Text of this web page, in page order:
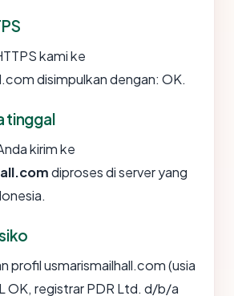
kami ke
disimpulkan dengan: OK.
tinggal
kirim ke
diproses di server yang
profil usmarismailhall.com (usia
OK, registrar PDR Ltd. d/b/a